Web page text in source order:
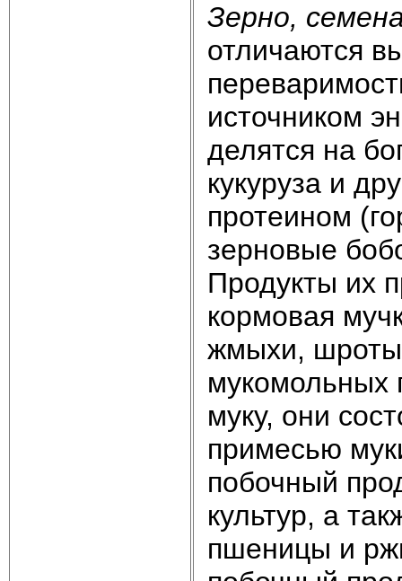
Зерно,
отличаются
источником
делятся на
кукуруза и
протеином
зерновые
Продукты их
кормовая
жмыхи,
мукомольных
муку, они
примесью
побочный
культур, а
пшеницы и